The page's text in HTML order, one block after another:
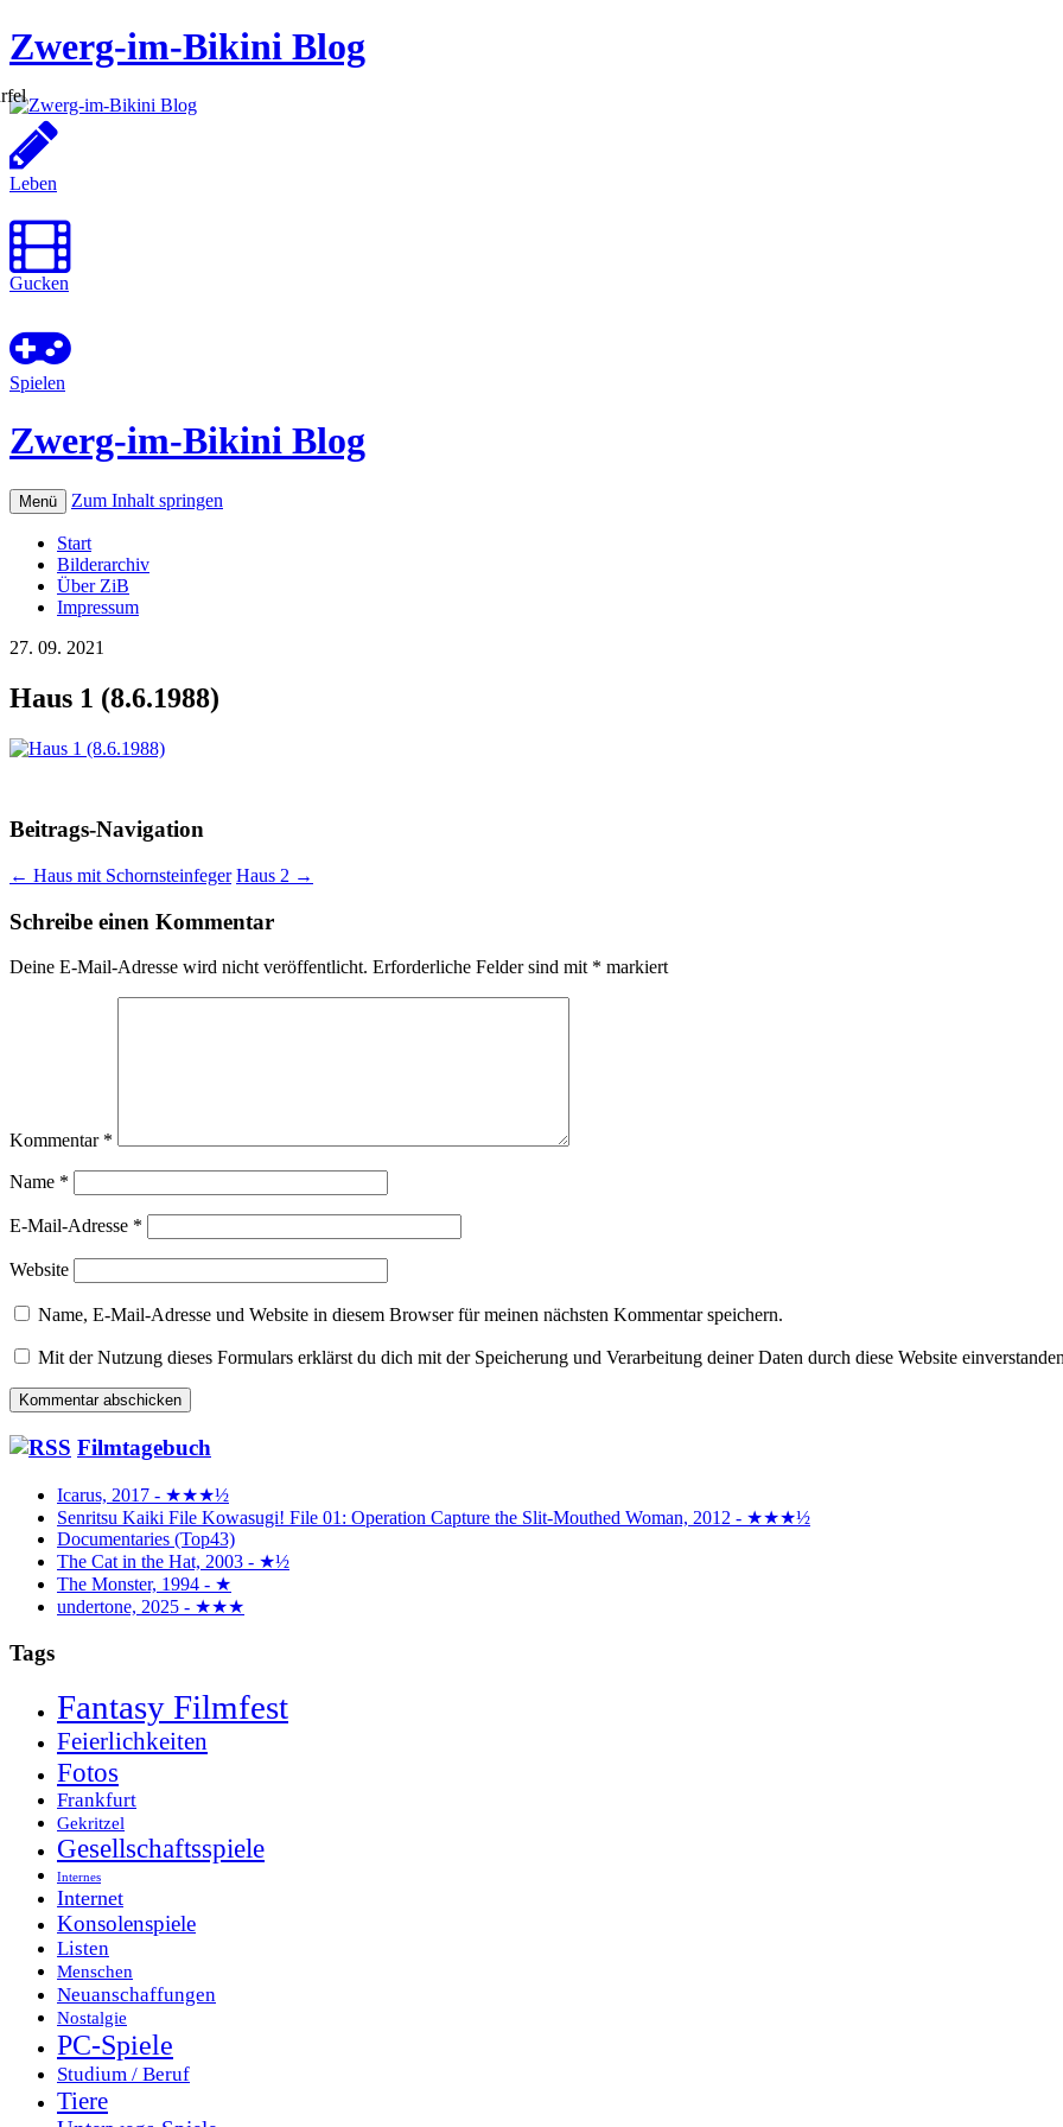
Zwerg-im-Bikini Blog
Leben
Gucken
Spielen
Zwerg-im-Bikini Blog
Menü Zum Inhalt springen
Start
Bilderarchiv
Über ZiB
Impressum
27. 09. 2021
Haus 1 (8.6.1988)
Beitrags-Navigation
← Haus mit Schornsteinfeger Haus 2 →
Schreibe einen Kommentar
Deine E-Mail-Adresse wird nicht veröffentlicht. Erforderliche Felder sind mit * markiert
Kommentar *
Name *
E-Mail-Adresse *
Website
Name, E-Mail-Adresse und Website in diesem Browser für meinen nächsten Kommentar speichern.
Mit der Nutzung dieses Formulars erklärst du dich mit der Speicherung und Verarbeitung deiner Daten durch diese Website
Filmtagebuch
Icarus, 2017 - ★★★½
Senritsu Kaiki File Kowasugi! File 01: Operation Capture the Slit-Mouthed Woman, 2012 - ★★★½
Documentaries (Top43)
The Cat in the Hat, 2003 - ★½
The Monster, 1994 - ★
undertone, 2025 - ★★★
Tags
Fantasy Filmfest
Feierlichkeiten
Fotos
Frankfurt
Gekritzel
Gesellschaftsspiele
Internes
Internet
Konsolenspiele
Listen
Menschen
Neuanschaffungen
Nostalgie
PC-Spiele
Studium / Beruf
Tiere